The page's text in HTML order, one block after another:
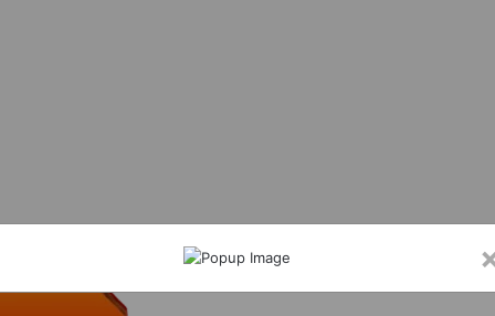
प्रोत्साहन राशि हेतु 31 अगस्त तक आवेदन आमंत्रित